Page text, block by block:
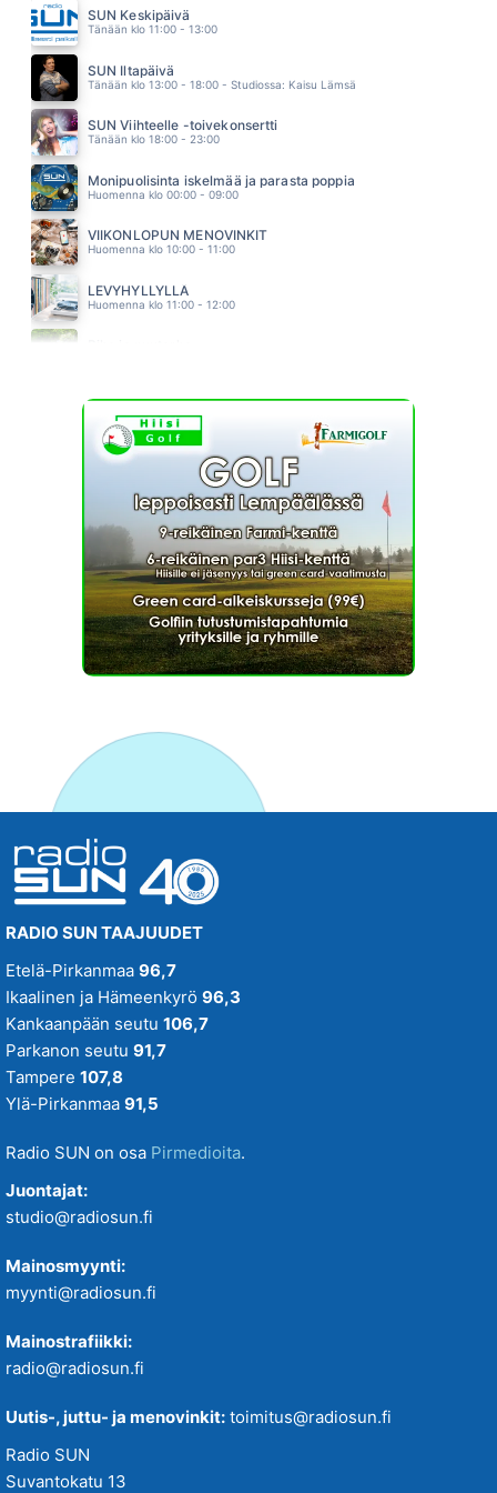
KAIJA KOO
01.55
PHILHARMONIC
01.51
SUN Keskipäivä
Tänään klo 11:00 - 13:00
SUN Iltapäivä
Tänään klo 13:00 - 18:00 - Studiossa: Kaisu Lämsä
SUN Viihteelle -toivekonsertti
Tänään klo 18:00 - 23:00
Monipuolisinta iskelmää ja parasta poppia
Huomenna klo 00:00 - 09:00
VIIKONLOPUN MENOVINKIT
Huomenna klo 10:00 - 11:00
LEVYHYLLYLLÄ
Huomenna klo 11:00 - 12:00
RADIO SUN TAAJUUDET
Etelä-Pirkanmaa 96,7
Ikaalinen ja Hämeenkyrö 96,3
Kankaanpään seutu 106,7
Parkanon seutu 91,7
Tampere 107,8
Ylä-Pirkanmaa 91,5
Radio SUN on osa Pirmedioita.
Juontajat:
studio@radiosun.fi
Mainosmyynti:
myynti@radiosun.fi
Mainostrafiikki:
radio@radiosun.fi
Uutis-, juttu- ja menovinkit: toimitus@radiosun.fi
Radio SUN
Suvantokatu 13